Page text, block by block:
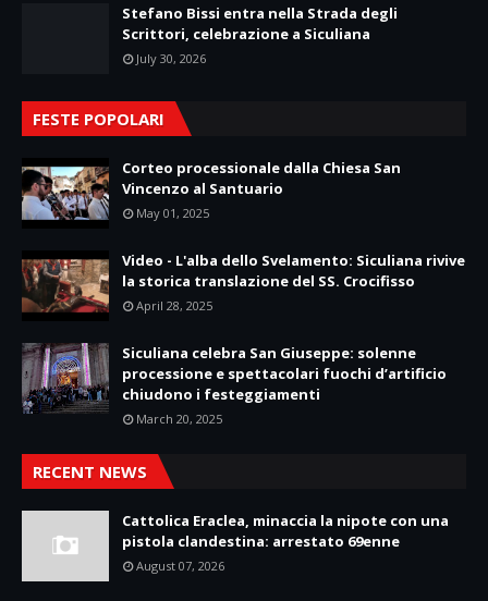
Stefano Bissi entra nella Strada degli
Scrittori, celebrazione a Siculiana
July 30, 2026
FESTE POPOLARI
Corteo processionale dalla Chiesa San
Vincenzo al Santuario
May 01, 2025
Video - L'alba dello Svelamento: Siculiana rivive
la storica translazione del SS. Crocifisso
April 28, 2025
Siculiana celebra San Giuseppe: solenne
processione e spettacolari fuochi d’artificio
chiudono i festeggiamenti
March 20, 2025
RECENT NEWS
Cattolica Eraclea, minaccia la nipote con una
pistola clandestina: arrestato 69enne
August 07, 2026